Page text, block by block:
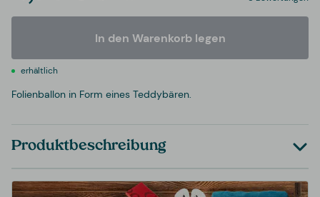
In den Warenkorb legen
erhältlich
Folienballon in Form eines Teddybären.
Produktbeschreibung